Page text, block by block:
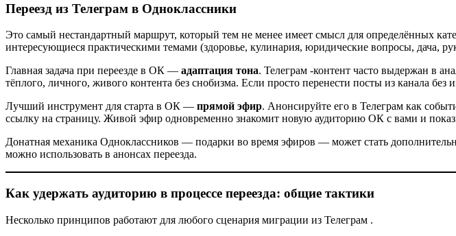
Переезд из Телеграм в Одноклассники
Это самый нестандартный маршрут, который тем не менее имеет смысл для определённых
интересующиеся практическими темами (здоровье, кулинария, юридические вопросы, дача,
Главная задача при переезде в ОК — адаптация тона. Телеграм -контент часто выдержан в
тёплого, личного, живого контента без снобизма. Если просто перенести посты из канала без
Лучший инструмент для старта в ОК — прямой эфир. Анонсируйте его в Телеграм как
ссылку на страницу. Живой эфир одновременно знакомит новую аудиторию ОК с вами и
Донатная механика Одноклассников — подарки во время эфиров — может стать
можно использовать в анонсах переезда.
Как удержать аудиторию в процессе переезда: общие тактики
Несколько принципов работают для любого сценария миграции из Телеграм .